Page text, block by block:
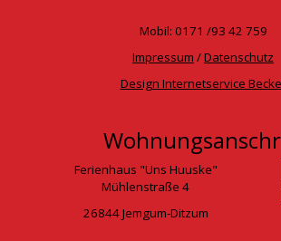
Mobil: 0171 /93 42 759
Impressum /Datenschutz
Design Internetservice
Ferienhaus "Uns Huuske"
Mühlenstraße 4
26844 Jemgum-Ditzum